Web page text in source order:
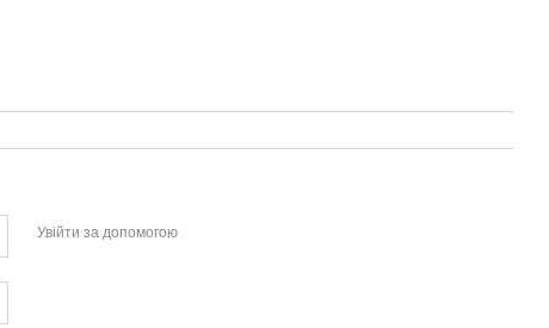
Увійти за допомогою